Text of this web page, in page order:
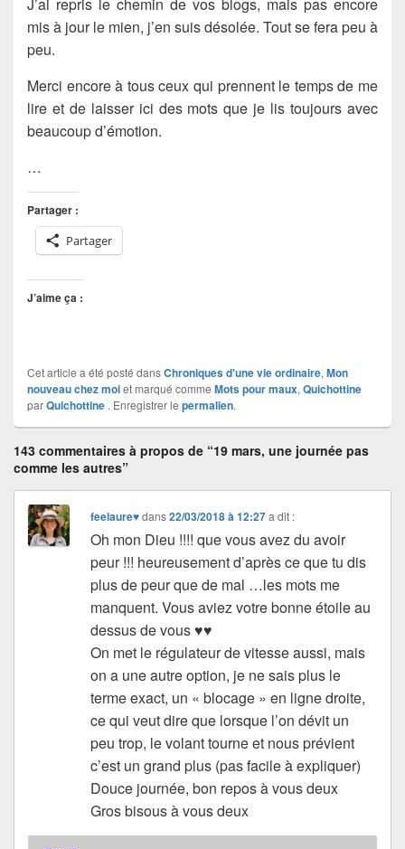
mis à jour le mien, j’en suis désolée. Tout se fera peu à
peu.
Merci encore à tous ceux qui prennent le temps de me
lire et de laisser ici des mots que je lis toujours avec
beaucoup d’émotion.
…
Partager :
Partager
J’aime ça :
Cet article a été posté dansChroniques d'une vie ordinaire, Mon
nouveau chez moiet marqué comme Mots pour maux, Quichottine
parQuichottine . Enregistrer le permalien.
143 commentaires à propos de “19 mars, une journée pas
comme les autres”
feelaure♥dans22/03/2018 à 12:27 a dit :
Oh mon Dieu !!!! que vous avez du avoir
peur !!! heureusement d’après ce que tu dis
plus de peur que de mal …les mots me
manquent. Vous aviez votre bonne étoile au
dessus de vous ♥♥
On met le régulateur de vitesse aussi, mais
on a une autre option, je ne sais plus le
terme exact, un « blocage » en ligne droite,
ce qui veut dire que lorsque l’on dévit un
peu trop, le volant tourne et nous prévient
c’est un grand plus (pas facile à expliquer)
Douce journée, bon repos à vous deux
Gros bisous à vous deux